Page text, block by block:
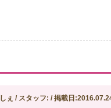
ぇ / スタッフ: / 掲載日